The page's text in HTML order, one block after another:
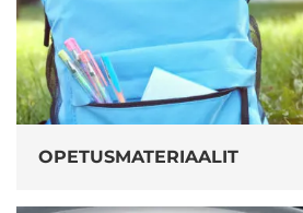
OPETUSMATERIAALIT